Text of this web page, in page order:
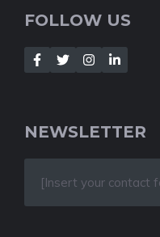
FOLLOW US
NEWSLETTER
[Insert your contact